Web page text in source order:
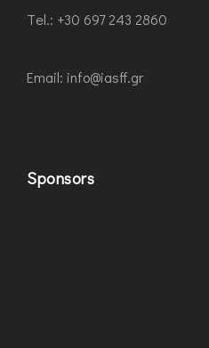
Τel.: +30 697 243 2860
Εmail: info@iasff.gr
Sponsors